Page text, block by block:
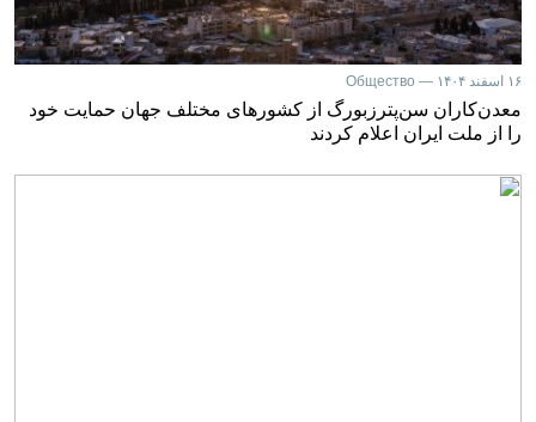
۱۶ اسفند ۱۴۰۴ — Общество
معدن‌کاران سن‌پترزبورگ از کشورهای مختلف جهان حمایت خود
را از ملت ایران اعلام کردند